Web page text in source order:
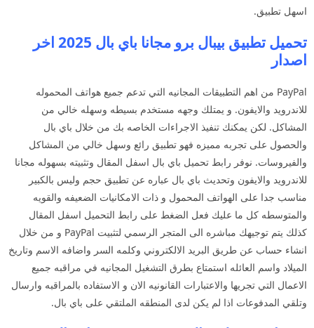
اسهل تطبيق.
تحميل تطبيق بيبال برو مجانا باي بال 2025 اخر
اصدار
PayPal من اهم التطبيقات المجانيه التي تدعم جميع هواتف المحموله
للاندرويد والايفون. و يمتلك وجهه مستخدم بسيطه وسهله خالي من
المشاكل. لكن يمكنك تنفيذ الاجراءات الخاصه بك من خلال باي بال
والحصول على تجربه مميزه فهو تطبيق رائع وسهل خالي من المشاكل
والفيروسات. نوفر رابط تحميل باي بال اسفل المقال وتثبيته بسهوله مجانا
للاندرويد والايفون وتحديث باي بال عباره عن تطبيق حجم وليس بالكبير
مناسب جدا على الهواتف المحمول و ذات الامكانيات الضعيفه والقويه
والمتوسطه كل ما عليك فعل الضغط على رابط التحميل اسفل المقال
كذلك يتم توجيهك مباشره الى المتجر الرسمي لتثبيت PayPal و من خلال
انشاء حساب عن طريق البريد الالكتروني وكلمه السر واضافه الاسم وتاريخ
الميلاد واسم العائله استمتاع بطرق التشغيل المجانيه في مراقبه جميع
الاعمال التي تجريها والاعتبارات القانونيه الان و الاستفاده بالمراقبه وارسال
وتلقي المدفوعات اذا لم يكن لدى المنطقه الملتقي على باي بال.